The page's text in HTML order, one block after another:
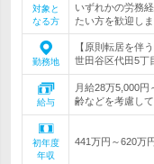
対象と
なる方
いずれかの労務
たい方を歓迎し
勤務地
【原則転居を伴
世田谷区代田5丁
給与
月給28万5,000
齢などを考慮し
初年度
年収
441万円～620万